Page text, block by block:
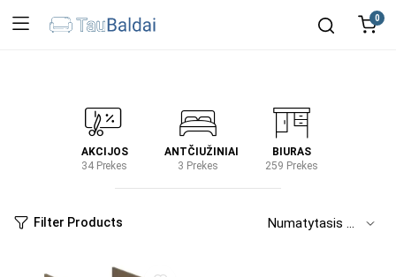
0
AKCIJOS
34 Prekes
ANTČIUŽINIAI
3 Prekes
BIURAS
259 Prekes
Filter Products